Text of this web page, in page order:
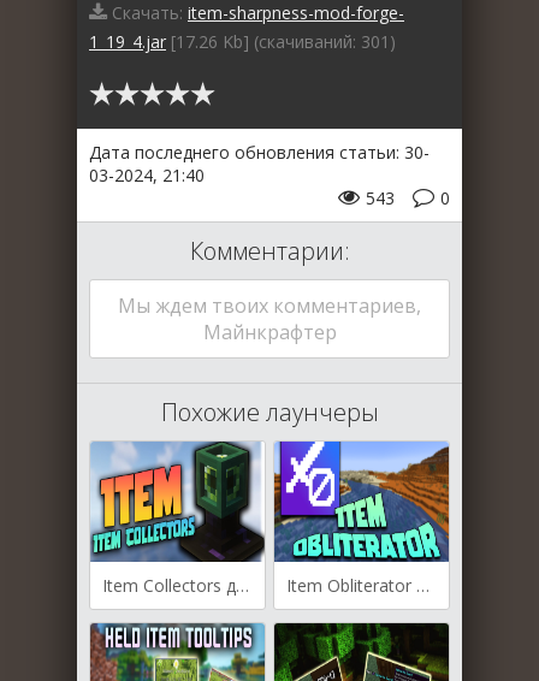
Скачать: item-sharpness-mod-forge-
1_19_4.jar [17.26 Kb] (cкачиваний: 301)
Дата последнего обновления статьи: 30-
03-2024, 21:40
0
543
Комментарии:
Мы ждем твоих комментариев,
Майнкрафтер
Похожие лаунчеры
Item Collectors для Майнкрафт [1.20.4, 1.20.3, 1.20.2] Item Obliterator для Майнкрафт [1.19.2, 1.19.1]